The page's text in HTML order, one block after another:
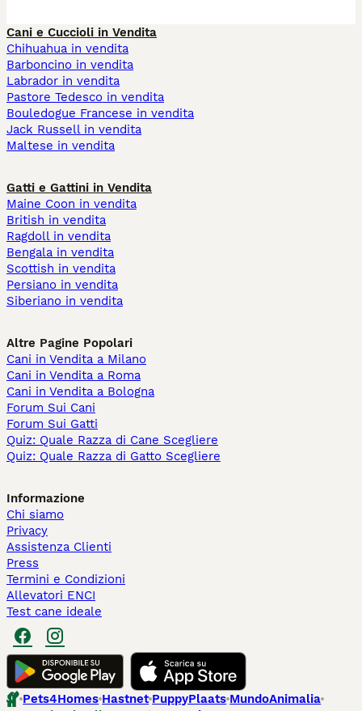
Cani e Cuccioli in Vendita
Chihuahua in vendita
Barboncino in vendita
Labrador in vendita
Pastore Tedesco in vendita
Bouledogue Francese in vendita
Jack Russell in vendita
Maltese in vendita
Gatti e Gattini in Vendita
Maine Coon in vendita
British in vendita
Ragdoll in vendita
Bengala in vendita
Scottish in vendita
Persiano in vendita
Siberiano in vendita
Altre Pagine Popolari
Cani in Vendita a Milano
Cani in Vendita a Roma
Cani in Vendita a Bologna
Forum Sui Cani
Forum Sui Gatti
Quiz: Quale Razza di Cane Scegliere
Quiz: Quale Razza di Gatto Scegliere
Informazione
Chi siamo
Privacy
Assistenza Clienti
Press
Termini e Condizioni
Allevatori ENCI
Test cane ideale
Pets4Homes Hastnet PuppyPlaats MundoAnimalia